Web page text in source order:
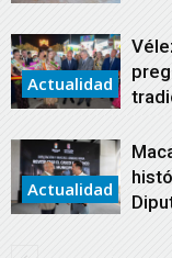
Actualidad
Actualidad